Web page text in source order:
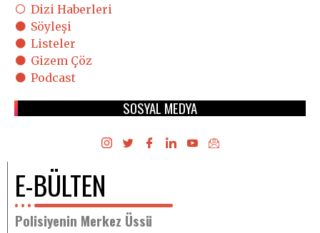
Dizi Haberleri
Söyleşi
Listeler
Gizem Çöz
Podcast
SOSYAL MEDYA
E-BÜLTEN
Polisiyenin Merkez Üssü